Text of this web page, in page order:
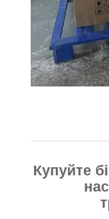
Купуйте